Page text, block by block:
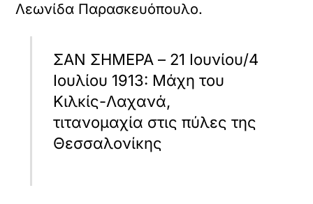
Λεωνίδα Παρασκευόπουλο.
ΣΑΝ ΣΗΜΕΡΑ – 21 Ιουνίου/4
Ιουλίου 1913: Μάχη του
Κιλκίς-Λαχανά,
τιτανομαχία στις πύλες της
Θεσσαλονίκης